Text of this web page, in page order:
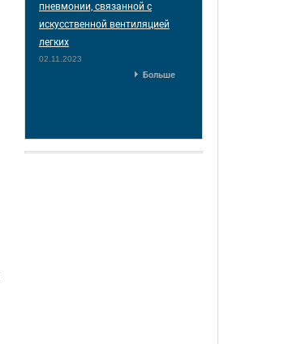
пневмонии, связанной с
искусственной вентиляцией
легких
02.11.2023
Больше